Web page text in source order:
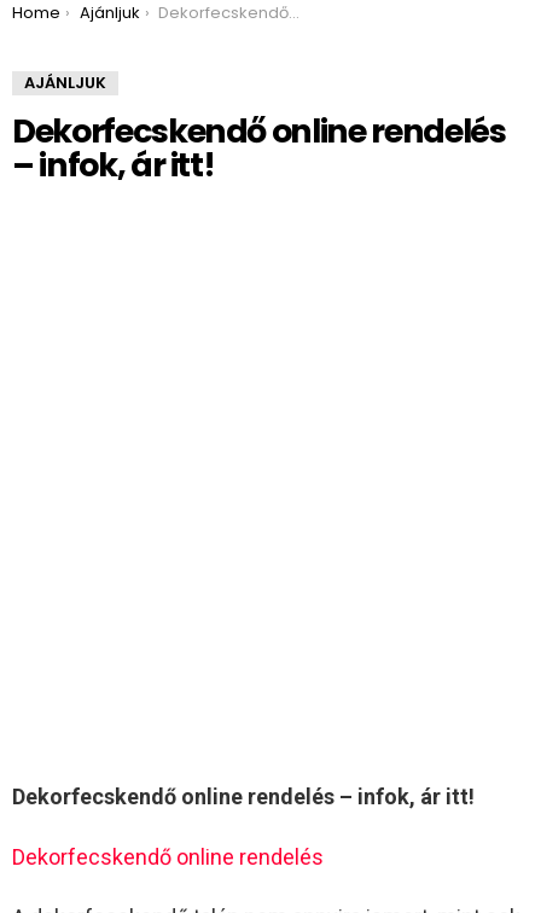
You are here:
Home Ajánljuk Dekorfecskendő online rendelés – infok, ár itt!
AJÁNLJUK
Dekorfecskendő online rendelés
– infok, ár itt!
Dekorfecskendő online rendelés – infok, ár itt!
Dekorfecskendő online rendelés